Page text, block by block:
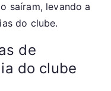
saíram, levando a
do clube.
de
do clube